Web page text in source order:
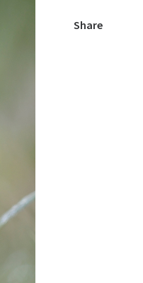
Share